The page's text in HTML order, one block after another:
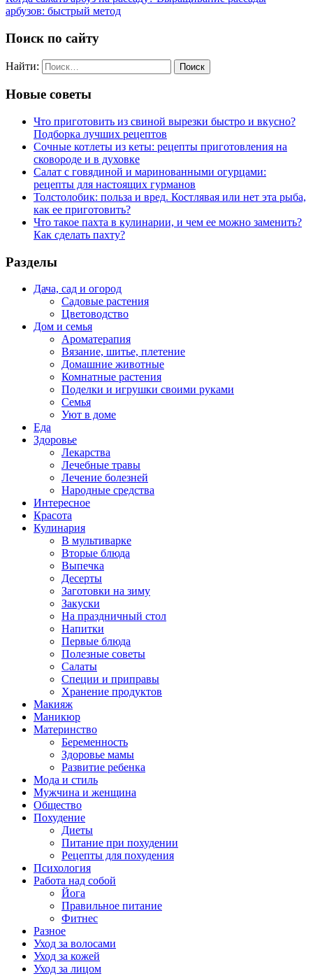
арбузов: быстрый метод
Поиск по сайту
Найти:
Новые советы
Что приготовить из свиной вырезки быстро и вкусно?
Подборка лучших рецептов
Сочные котлеты из кеты: рецепты приготовления на
сковороде и в духовке
Салат с говядиной и маринованными огурцами:
рецепты для настоящих гурманов
Толстолобик: польза и вред. Костлявая или нет эта рыба,
как ее приготовить?
Что такое пахта в кулинарии, и чем ее можно заменить?
Как сделать пахту?
Разделы
Дача, сад и огород
Садовые растения
Цветоводство
Дом и семья
Ароматерапия
Вязание, шитье, плетение
Домашние животные
Комнатные растения
Поделки и игрушки своими руками
Семья
Уют в доме
Еда
Здоровье
Лекарства
Лечебные травы
Лечение болезней
Народные средства
Интересное
Красота
Кулинария
В мультиварке
Вторые блюда
Выпечка
Десерты
Заготовки на зиму
Закуски
На праздничный стол
Напитки
Первые блюда
Полезные советы
Салаты
Специи и приправы
Хранение продуктов
Макияж
Маникюр
Материнство
Беременность
Здоровье мамы
Развитие ребенка
Мода и стиль
Мужчина и женщина
Общество
Похудение
Диеты
Питание при похудении
Рецепты для похудения
Психология
Работа над собой
Йога
Правильное питание
Фитнес
Разное
Уход за волосами
Уход за кожей
Уход за лицом